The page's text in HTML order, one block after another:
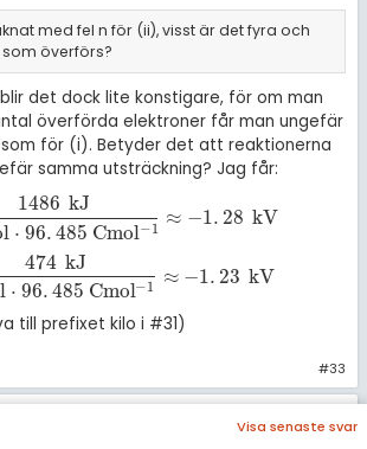
med fel n för (ii), visst är det fyra och
överförs?
det dock lite konstigare, för om man
överförda elektroner får man ungefär
för (i). Betyder det att reaktionerna
samma utsträckning? Jag får:
1486 kJ
⋅ 96.485 Cmol−1 ≈ −1. 28 kV
·96.485 Cmol-1≈-1.28 kV
474 kJ
⋅ 96.485 Cmol−1 ≈ −1. 23 kV
·96.485 Cmol-1≈-1.23 kV
till prefixet kilo i #31)
#33
Redigerad:8 feb 2025 21:15
Visa senaste svar